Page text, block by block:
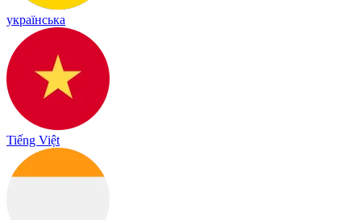
українська
Tiếng Việt